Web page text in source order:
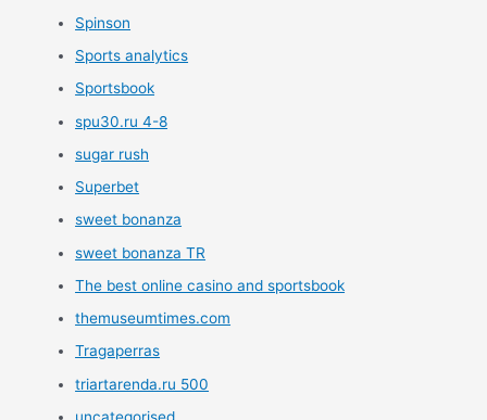
Spinson
Sports analytics
Sportsbook
spu30.ru 4-8
sugar rush
Superbet
sweet bonanza
sweet bonanza TR
The best online casino and sportsbook
themuseumtimes.com
Tragaperras
triartarenda.ru 500